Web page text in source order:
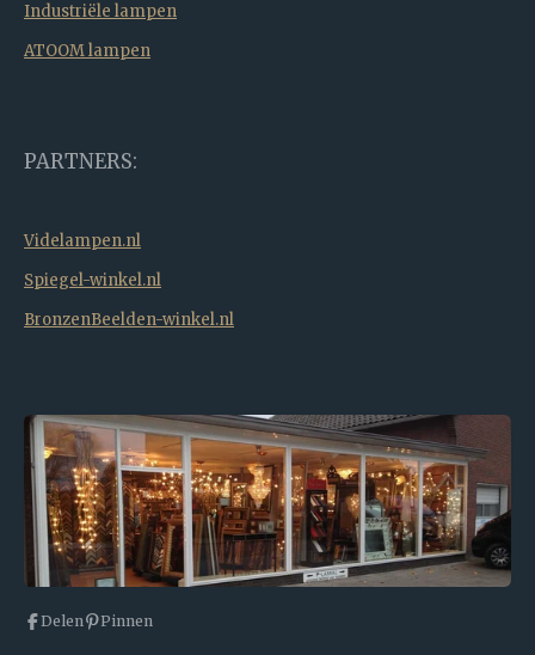
Industriële lampen
ATOOM lampen
PARTNERS:
Videlampen.nl
Spiegel-winkel.nl
BronzenBeelden-winkel.nl
Delen Pinnen